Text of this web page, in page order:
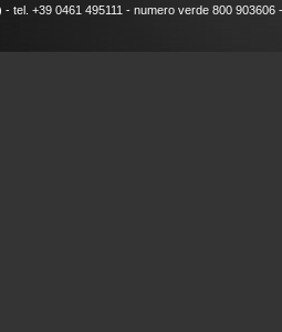
tel. +39 0461 495111 - numero verde 800 903606